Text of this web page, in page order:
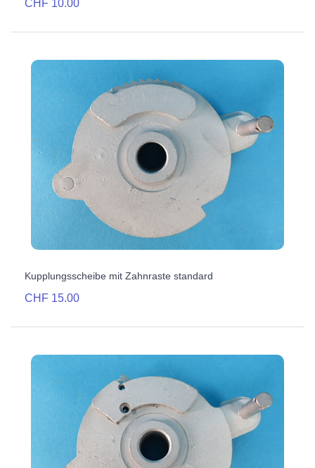
CHF 10.00
Kupplungsscheibe mit Zahnraste standard
CHF 15.00